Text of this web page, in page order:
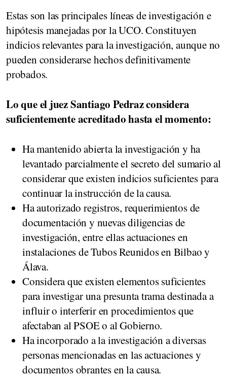
Estas son las principales líneas de investigación e
hipótesis manejadas por la UCO. Constituyen
indicios relevantes para la investigación, aunque no
pueden considerarse hechos definitivamente
probados.
Lo que el juez Santiago Pedraz considera
suficientemente acreditado hasta el momento:
Ha mantenido abierta la investigación y ha
levantado parcialmente el secreto del sumario al
considerar que existen indicios suficientes para
continuar la instrucción de la causa.
Ha autorizado registros, requerimientos de
documentación y nuevas diligencias de
investigación, entre ellas actuaciones en
instalaciones de Tubos Reunidos en Bilbao y
Álava.
Considera que existen elementos suficientes
para investigar una presunta trama destinada a
influir o interferir en procedimientos que
afectaban al PSOE o al Gobierno.
Ha incorporado a la investigación a diversas
personas mencionadas en las actuaciones y
documentos obrantes en la causa.